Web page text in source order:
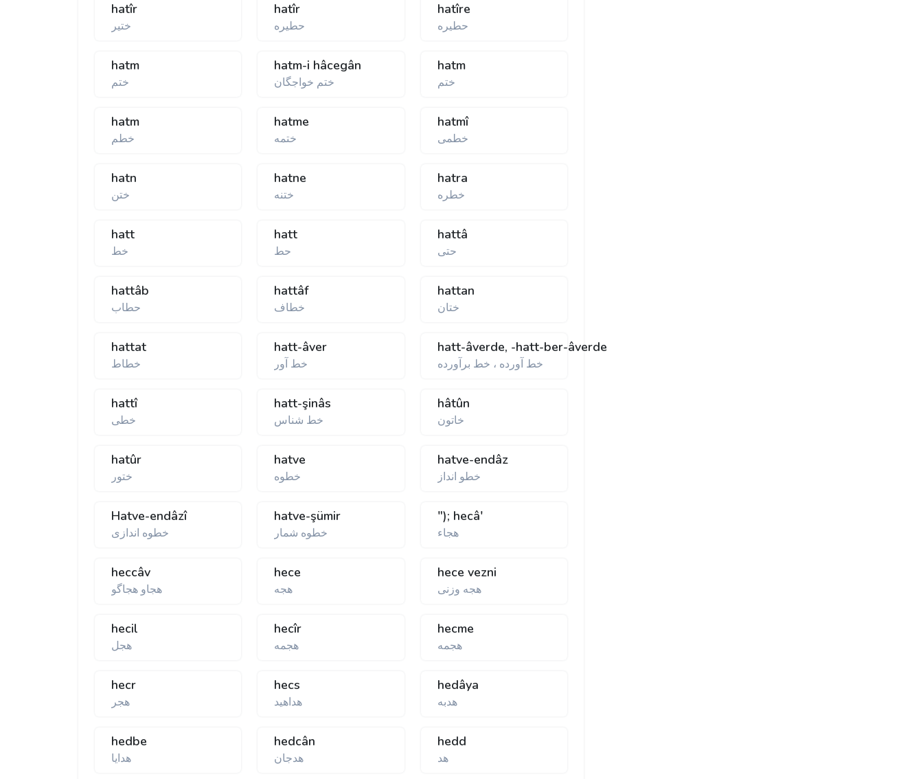
hatîr
ختير
hatîr
حطيره
hatîre
حطيره
hatm
ختم
hatm-i hâcegân
ختم خواجگان
hatm
ختم
hatm
خطم
hatme
ختمه
hatmî
خطمی
hatn
ختن
hatne
ختنه
hatra
خطره
hatt
خط
hatt
حط
hattâ
حتی
hattâb
حطاب
hattâf
خطاف
hattan
ختان
hattat
خطاط
hatt-âver
خط آور
hatt-âverde, -hatt-ber-âverde
خط آورده ، خط برآورده
hattî
خطی
hatt-şinâs
خط شناس
hâtûn
خاتون
hatûr
ختور
hatve
خطوه
hatve-endâz
خطو انداز
Hatve-endâzî
خطوه اندازی
hatve-şümir
خطوه شمار
"); hecâ'
هجاء
heccâv
هجاو هجاگو
hece
هجه
hece vezni
هجه وزنی
hecil
هجل
hecîr
هجمه
hecme
هجمه
hecr
هجر
hecs
هداهيد
hedâya
هدبه
hedbe
هدايا
hedcân
هدجان
hedd
هد